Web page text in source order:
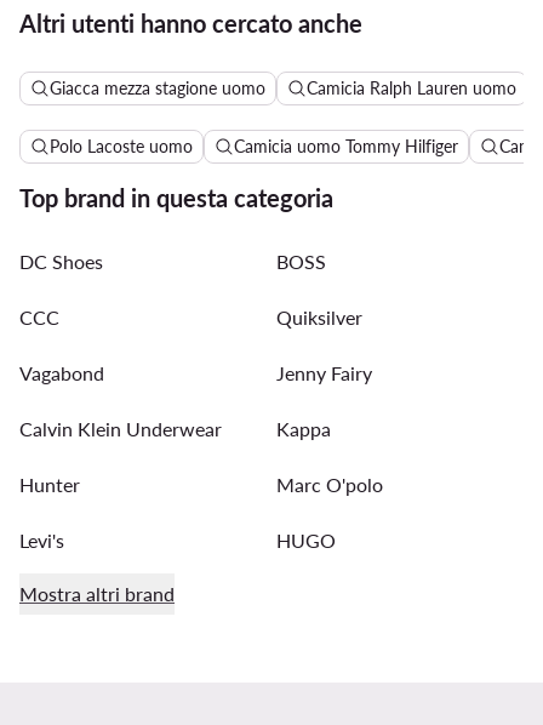
Altri utenti hanno cercato anche
Giacca mezza stagione uomo Camicia Ralph Lauren uomo
Polo Lacoste uomo Camicia uomo Tommy Hilfiger
Top brand in questa categoria
DC Shoes BOSS
CCC Quiksilver
Vagabond Jenny Fairy
Calvin Klein Underwear Kappa
Hunter Marc O'polo
Levi's HUGO
Mostra altri brand